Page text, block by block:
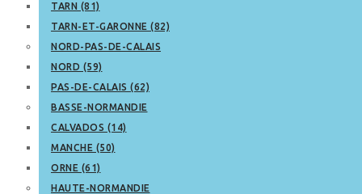
TARN (81)
TARN-ET-GARONNE (82)
NORD-PAS-DE-CALAIS
NORD (59)
PAS-DE-CALAIS (62)
BASSE-NORMANDIE
CALVADOS (14)
MANCHE (50)
ORNE (61)
HAUTE-NORMANDIE